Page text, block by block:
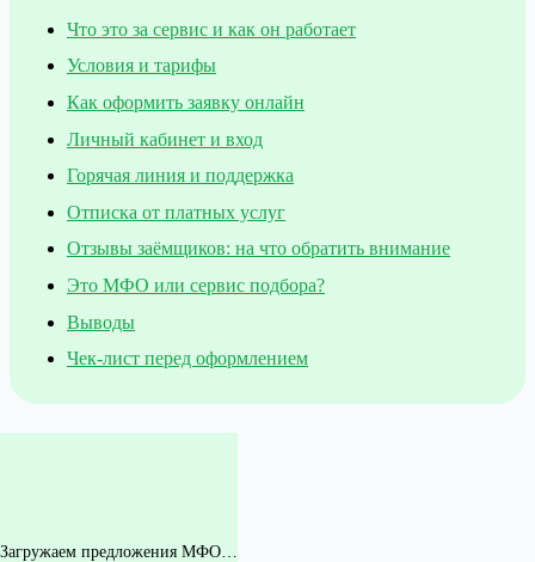
Что это за сервис и как он работает
Условия и тарифы
Как оформить заявку онлайн
Личный кабинет и вход
Горячая линия и поддержка
Отписка от платных услуг
Отзывы заёмщиков: на что обратить внимание
Это МФО или сервис подбора?
Выводы
Чек-лист перед оформлением
Загружаем предложения МФО…